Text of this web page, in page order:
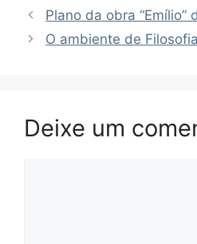
Plano da obra “Emílio”
O ambiente de
Deixe um